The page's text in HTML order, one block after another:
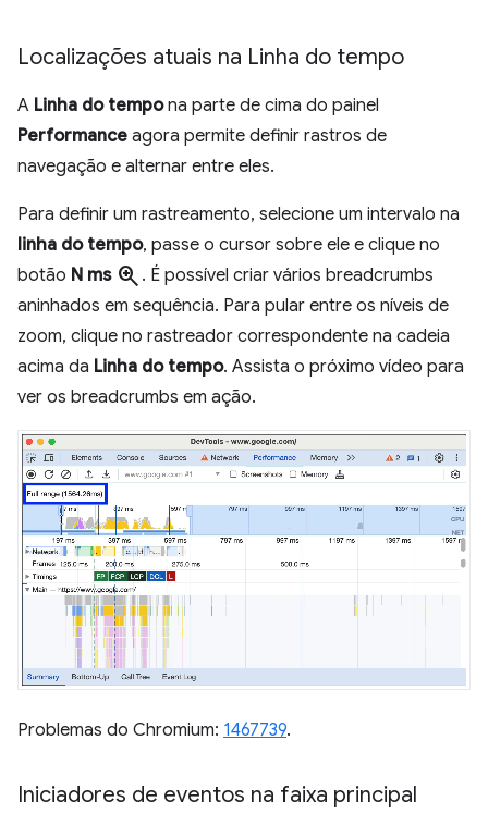
Localizações atuais na Linha do tempo
A Linha do tempona parte de cima do painel
Performance agora permite definir rastros de
navegação e alternar entre eles.
Para definir um rastreamento, selecione um intervalo na
linha do tempo, passe o cursor sobre ele e clique no
botão N ms zoom_in . É possível criar vários breadcrumbs
aninhados em sequência. Para pular entre os níveis de
zoom, clique no rastreador correspondente na cadeia
acima da Linha do tempo. Assista o próximo vídeo para
ver os breadcrumbs em ação.
Problemas do Chromium: 1467739.
Iniciadores de eventos na faixa principal